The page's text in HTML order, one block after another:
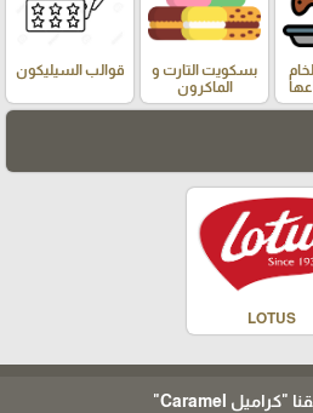
بسكويت التارت و
الماكرون
قوالب السيليكون
LOTUS
"كراميل Caramel"